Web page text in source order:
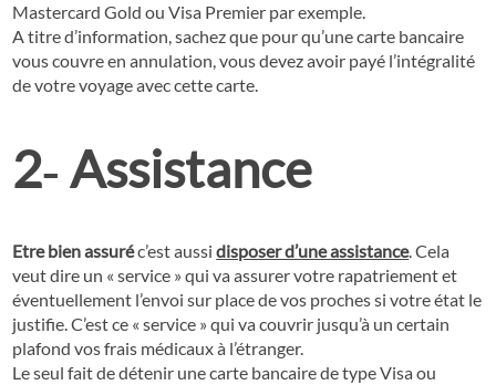
Mastercard Gold ou Visa Premier par exemple.
A titre d’information, sachez que pour qu’une carte bancaire
vous couvre en annulation, vous devez avoir payé l’intégralité
de votre voyage avec cette carte.
2‐ Assistance
Etre bien assuréc’est aussidisposer d’une assistance. Cela
veut dire un « service » qui va assurer votre rapatriement et
éventuellement l’envoi sur place de vos proches si votre état le
justifie. C’est ce « service » qui va couvrir jusqu’à un certain
plafond vos frais médicaux à l’étranger.
Le seul fait de détenir une carte bancaire de type Visa ou